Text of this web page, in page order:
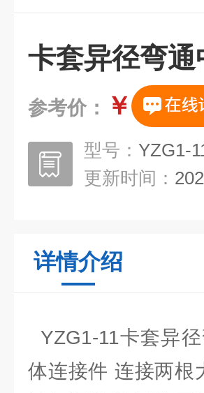
卡套异径弯
参考价： ￥
型号： YZG1-
更新时间：
详情介绍
YZG1-11卡套异
体连接件 连接两根